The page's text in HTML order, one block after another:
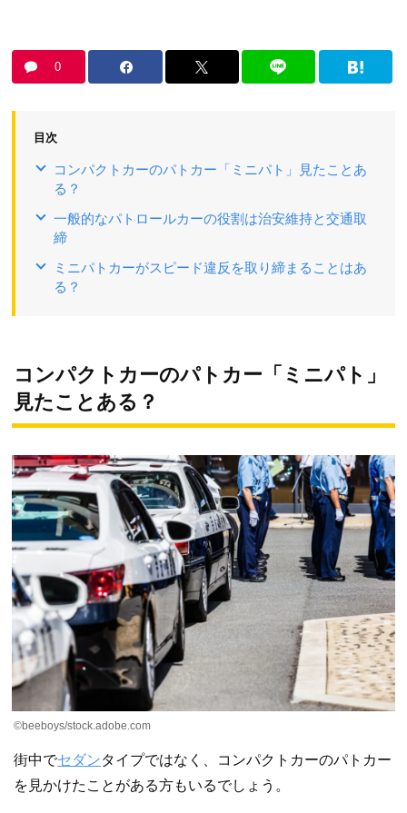
0
目次
コンパクトカーのパトカー「ミニパト」見たことあ
る？
一般的なパトロールカーの役割は治安維持と交通取
締
ミニパトカーがスピード違反を取り締まることはあ
る？
コンパクトカーのパトカー「ミニパト」
見たことある？
©beeboys/stock.adobe.com
街中でセダンタイプではなく、コンパクトカーのパトカー
を見かけたことがある方もいるでしょう。